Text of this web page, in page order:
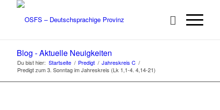
Blog - Aktuelle Neuigkeiten
Du bist hier: Startseite / Predigt / Jahreskreis C /
Predigt zum 3. Sonntag im Jahreskreis (Lk 1,1-4. 4,14-21)